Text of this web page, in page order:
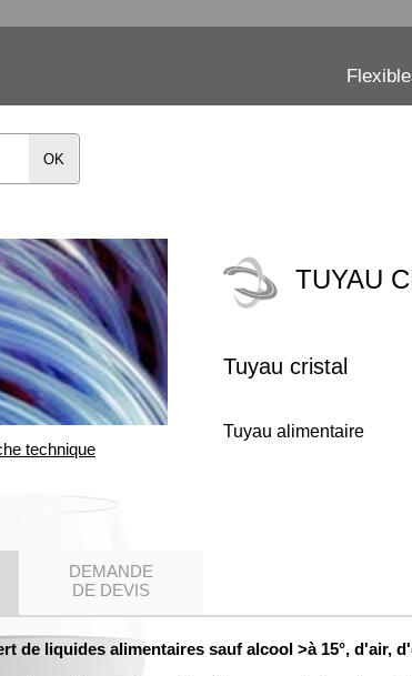
OK
TUYAU
Tuyau cristal
Tuyau alimentaire
technique
DEMANDE
DE DEVIS
de liquides alimentaires sauf alcool >à 15°, d'air,